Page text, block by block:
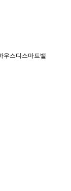
우스디스마트밸